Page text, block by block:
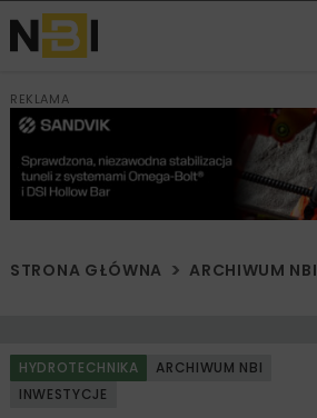
REKLAMA
STRONA GŁÓWNA ARCHIWUM NBI
HYDROTECHNIKA
ARCHIWUM NBI
INWESTYCJE